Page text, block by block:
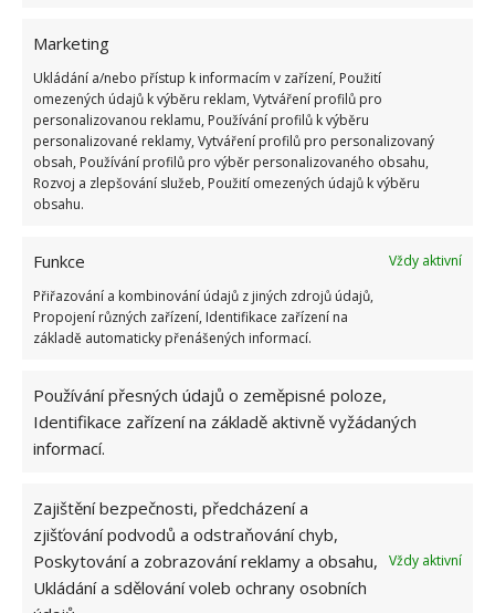
Marketing
Ukládání a/nebo přístup k informacím v zařízení, Použití
omezených údajů k výběru reklam, Vytváření profilů pro
personalizovanou reklamu, Používání profilů k výběru
personalizované reklamy, Vytváření profilů pro personalizovaný
obsah, Používání profilů pro výběr personalizovaného obsahu,
Rozvoj a zlepšování služeb, Použití omezených údajů k výběru
obsahu.
Funkce
Vždy aktivní
Přiřazování a kombinování údajů z jiných zdrojů údajů,
Propojení různých zařízení, Identifikace zařízení na
základě automaticky přenášených informací.
Používání přesných údajů o zeměpisné poloze,
Identifikace zařízení na základě aktivně vyžádaných
informací.
Zajištění bezpečnosti, předcházení a
zjišťování podvodů a odstraňování chyb,
Poskytování a zobrazování reklamy a obsahu,
Ukládání a sdělování voleb ochrany osobních
Vždy aktivní
topení, a hlavně vlastní domov. Na BydlímeÚtulně
jsme také popsali rekonstrukci starého domu, kde ve
sklepení pravděpodobně bylastředověká mučírna
Zdroje:LiverpoolEcho,BusinessInsider